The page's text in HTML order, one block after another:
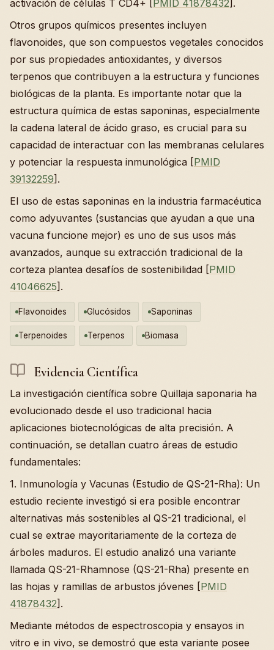
activación de células T CD4+ [PMID 41878432].
Otros grupos químicos presentes incluyen
flavonoides, que son compuestos vegetales conocidos
por sus propiedades antioxidantes, y diversos
terpenos que contribuyen a la estructura y funciones
biológicas de la planta. Es importante notar que la
estructura química de estas saponinas, especialmente
la cadena lateral de ácido graso, es crucial para su
capacidad de interactuar con las membranas celulares
y potenciar la respuesta inmunológica [PMID
39132259].
El uso de estas saponinas en la industria farmacéutica
como adyuvantes (sustancias que ayudan a que una
vacuna funcione mejor) es uno de sus usos más
avanzados, aunque su extracción tradicional de la
corteza plantea desafíos de sostenibilidad [PMID
41046625].
Flavonoides Glucósidos Saponinas
Terpenoides Terpenos Biomasa
Evidencia Científica
La investigación científica sobre Quillaja saponaria ha
evolucionado desde el uso tradicional hacia
aplicaciones biotecnológicas de alta precisión. A
continuación, se detallan cuatro áreas de estudio
fundamentales:
1. Inmunología y Vacunas (Estudio de QS-21-Rha): Un
estudio reciente investigó si era posible encontrar
alternativas más sostenibles al QS-21 tradicional, el
cual se extrae mayoritariamente de la corteza de
árboles maduros. El estudio analizó una variante
llamada QS-21-Rhamnose (QS-21-Rha) presente en
las hojas y ramillas de arbustos jóvenes [PMID
41878432].
Mediante métodos de espectroscopia y ensayos in
vitro e in vivo, se demostró que esta variante posee